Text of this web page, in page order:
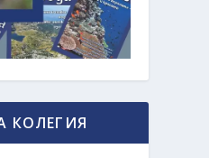
КОЛЕГИЯ